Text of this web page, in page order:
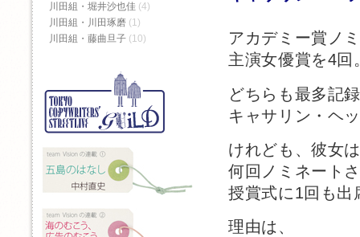
アカデミー賞ノ
主演女優賞を4回
どちらも最多記
キャサリン・ヘ
けれども、彼女
何回ノミネート
授賞式に1回も出
理由は、
川田組・堀井沙也佳 (4)
川田組・川田琢磨 (1)
川田組・藤曲旦子 (10)